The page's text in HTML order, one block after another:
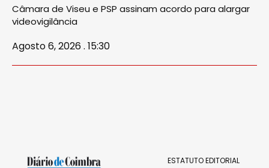
Câmara de Viseu e PSP assinam acordo para alargar
videovigilância
Agosto 6, 2026 . 15:30
ESTATUTO EDITORIAL